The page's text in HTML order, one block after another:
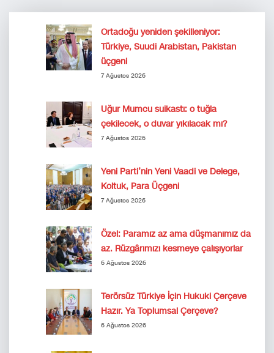
Ortadoğu yeniden şekilleniyor:
Türkiye, Suudi Arabistan, Pakistan
üçgeni
7 Ağustos 2026
Uğur Mumcu suikastı: o tuğla
çekilecek, o duvar yıkılacak mı?
7 Ağustos 2026
Yeni Parti’nin Yeni Vaadi ve Delege,
Koltuk, Para Üçgeni
7 Ağustos 2026
Özel: Paramız az ama düşmanımız da
az. Rüzgârımızı kesmeye çalışıyorlar
6 Ağustos 2026
Terörsüz Türkiye İçin Hukuki Çerçeve
Hazır. Ya Toplumsal Çerçeve?
6 Ağustos 2026